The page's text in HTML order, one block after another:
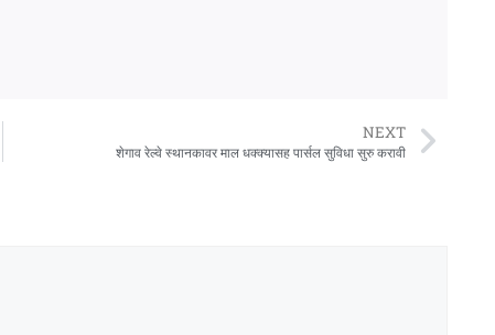
NEXT
शेगाव रेल्वे स्थानकावर माल धक्क्यासह पार्सल सुविधा सुरु करावी